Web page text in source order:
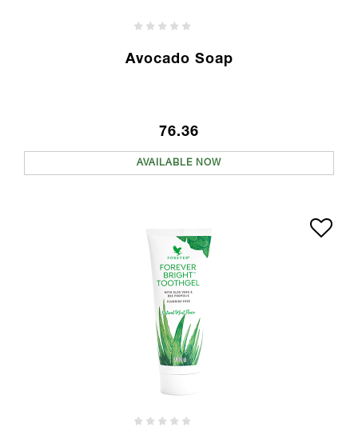
Avocado Soap
76.36
AVAILABLE NOW